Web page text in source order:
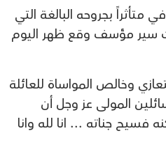
متأثراً بجروحه البالغة التي
سير مؤسف وقع ظهر اليوم
بأحر التعازي وخالص المواساة للعائلة
المولى عز وجل أن
فسيح جناته ... انا لله وانا